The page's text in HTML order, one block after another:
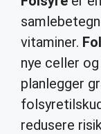
vitaminer.
nye celler
planlegger
redusere